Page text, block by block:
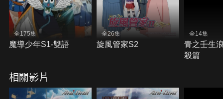
全175集
魔導少年S1-雙語
全26集
旋風管家S2
全14集
青之壬生
殺篇
相關影片